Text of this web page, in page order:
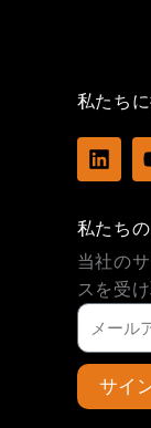
私たち
L
i
e
d
i
n
私たち
当社の
スを受
サイ